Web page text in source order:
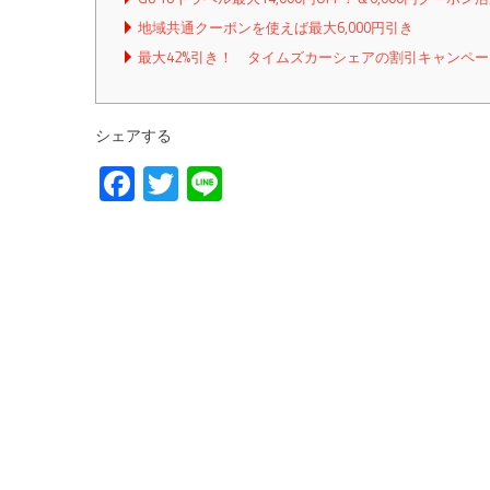
地域共通クーポンを使えば最大6,000円引き
最大42%引き！ タイムズカーシェアの割引キャンペー
シェアする
Facebook
Twitter